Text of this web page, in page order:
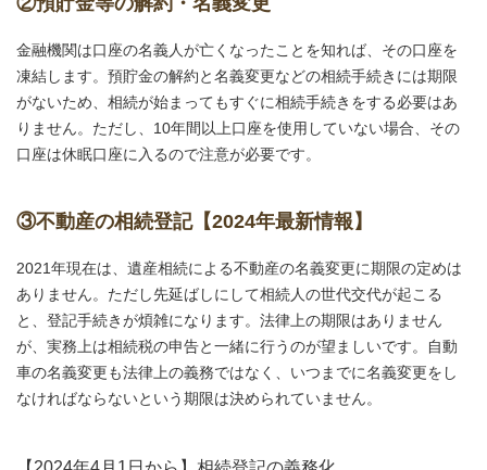
金融機関は口座の名義人が亡くなったことを知れば、その口座を
凍結します。預貯金の解約と名義変更などの相続手続きには期限
がないため、相続が始まってもすぐに相続手続きをする必要はあ
りません。ただし、10年間以上口座を使用していない場合、その
口座は休眠口座に入るので注意が必要です。
③不動産の相続登記【2024年最新情報】
2021年現在は、遺産相続による不動産の名義変更に期限の定めは
ありません。ただし先延ばしにして相続人の世代交代が起こる
と、登記手続きが煩雑になります。法律上の期限はありません
が、実務上は相続税の申告と一緒に行うのが望ましいです。自動
車の名義変更も法律上の義務ではなく、いつまでに名義変更をし
なければならないという期限は決められていません。